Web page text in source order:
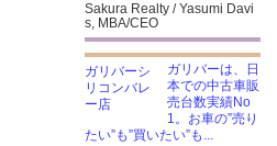
Sakura Realty / Yasumi Davi
s, MBA/CEO
ガリバーは、日
本での中古車販
売台数実績No
1。お車の”売り
たい”も”買いたい”も...